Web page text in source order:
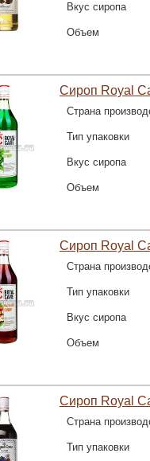
Вкус сиропа
Объем
Сироп Royal
Страна
Тип упаковки
Вкус сиропа
Объем
Сироп Royal
Страна
Тип упаковки
Вкус сиропа
Объем
Сироп Royal
Страна
Тип упаковки